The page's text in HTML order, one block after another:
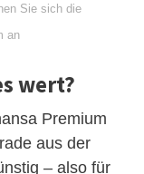
Sie sich die
an
wert?
Premium
aus der
– also für